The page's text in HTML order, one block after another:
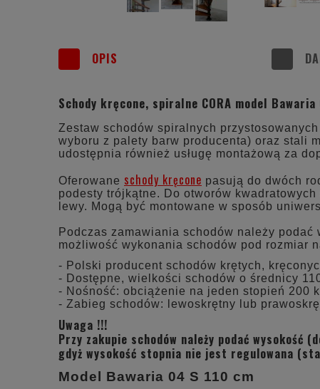
OPIS
Schody kręcone, spiralne CORA model
Zestaw schodów spiralnych
wyboru z palety barw producenta) oraz stali
udostępnia również usługę montażową za
Oferowane schody kręcone pasują do dwóch
podesty trójkątne. Do otworów
lewy. Mogą być montowane w sposób
Podczas zamawiania schodów należy
możliwość wykonania schodów pod rozmiar
- Polski producent schodów krętych,
- Dostępne, wielkości schodów o średnicy
- Nośność: obciążenie na jeden stopień 200
- Zabieg schodów: lewoskrętny lub
Uwaga !!!
Przy zakupie schodów należy podać wysokość
gdyż wysokość stopnia nie jest regulowana
Model Bawaria 04 S 110 cm